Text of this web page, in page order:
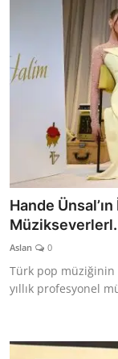
RÜYA TABİRİ
ÖNEMLİ GÜNLER
Hande
Aslan 0
Türk pop müziğinin
yıllık profesyonel